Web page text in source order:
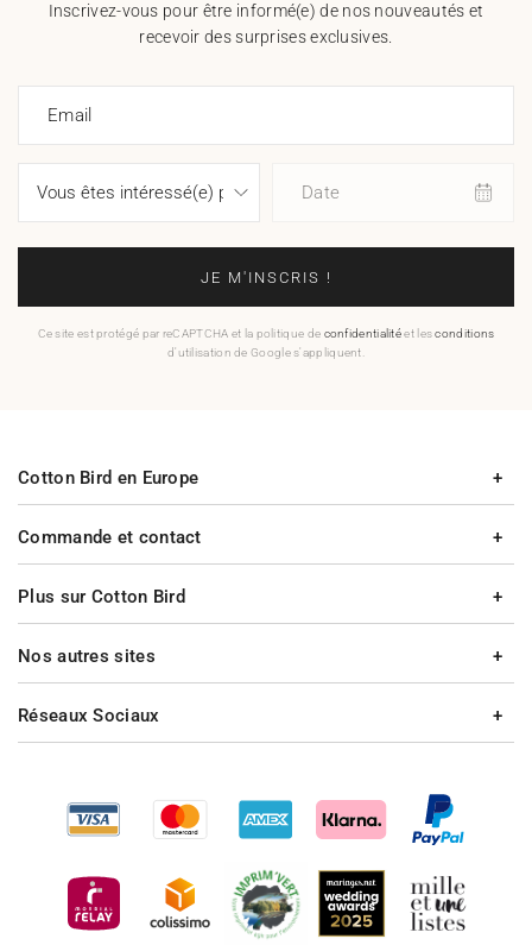
Inscrivez-vous pour être informé(e) de nos nouveautés et
recevoir des surprises exclusives.
Email
Date
JE M'INSCRIS !
Ce site est protégé par reCAPTCHA et la politique de confidentialitéet lesconditions
d'utilisation de Google s'appliquent.
Commande et contact
Plus sur Cotton Bird
Cotton Bird en Europe
Nos autres sites
Réseaux Sociaux